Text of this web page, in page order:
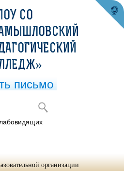
26 декабря 2025 в 17:26
СО
письмо
организации